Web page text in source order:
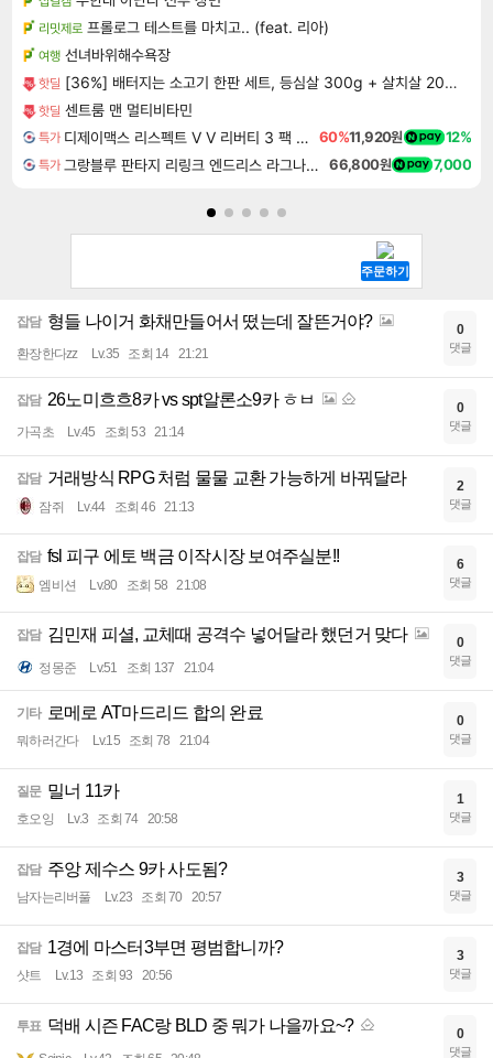
리밋제로 프롤로그 테스트를 마치고.. (feat. 리아)
여행 선녀바위해수욕장
핫딜 [36%] 배터지는 소고기 한판 세트, 등심살 300g + 살치살 200g + 부채살 200g + 갈비살 200g + 우삼겹 300g, 1.2kg, 1세트
핫딜 센트룸 맨 멀티비타민
특가 디제이맥스 리스펙트 V V 리버티 3 팩 DJMAX RESPECT V V Liberty 3 Pack DLC 60%11,920원 12%
특가 그랑블루 판타지 리링크 엔드리스 라그나로크 Granblue Fantasy Relink Endless Ragnarok 66,800원 7,000
잡담 형들 나이거 화채만들어서 떴는데 잘뜬거야?
환장한다zz Lv.35 조회 14 21:21
0
댓글
잡담 26노미흐흐8카 vs spt알론소9카 ㅎㅂ
가곡초 Lv.45 조회 53 21:14
0
댓글
잡담 거래방식 RPG 처럼 물물 교환 가능하게 바꿔달라
잠쥐 Lv.44 조회 46 21:13
2
댓글
잡담 fsl 피구 에토 백금 이작시장 보여주실분!!
엠비션 Lv.80 조회 58 21:08
6
댓글
잡담 김민재 피셜, 교체때 공격수 넣어달라 했던거 맞다
정몽준 Lv.51 조회 137 21:04
0
댓글
기타 로메로 AT마드리드 합의 완료
뭐하러간다 Lv.15 조회 78 21:04
0
댓글
질문 밀너 11카
호오잉 Lv.3 조회 74 20:58
1
댓글
잡담 주앙 제수스 9카 사도됨?
남자는리버풀 Lv.23 조회 70 20:57
3
댓글
잡담 1경에 마스터3부면 평범합니까?
샷트 Lv.13 조회 93 20:56
3
댓글
투표 덕배 시즌 FAC랑 BLD 중 뭐가 나을까요~? 0
댓글